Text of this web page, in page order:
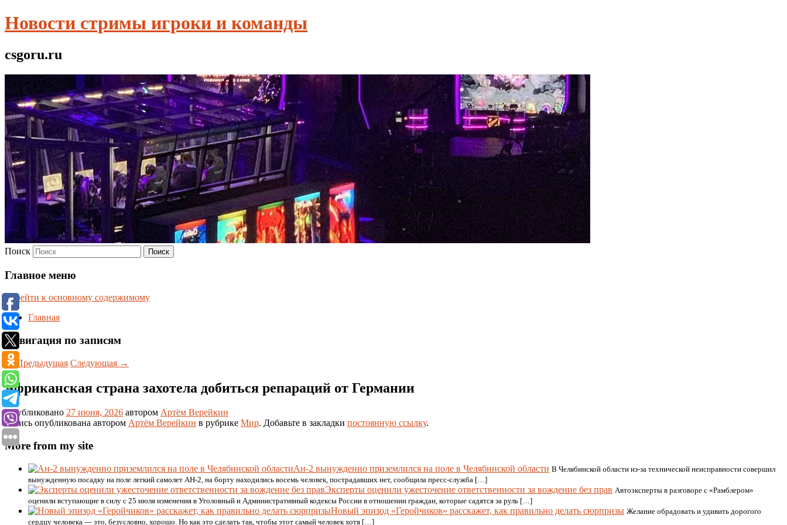
Новости стримы игроки и команды
csgoru.ru
Поиск
Главное меню
Перейти к основному содержимому
Главная
Навигация по записям
←Предыдущая Следующая →
Африканская страна захотела добиться репараций от Германии
Опубликовано 27 июня, 2026 автором Артём Верейкин
Запись опубликована автором Артём Верейкин в рубрике Мир. Добавьте в закладки постоянную ссылку.
More from my site
Ан-2 вынужденно приземлился на поле в Челябинской области В Челябинской области из-за технической неисправности совершил
вынужденную посадку на поле легкий самолет АН-2, на борту находились восемь человек, пострадавших нет, сообщила пресс-служба […]
Эксперты оценили ужесточение ответственности за вождение без прав Автоэксперты в разговоре с «Рамблером»
оценили вступающие в силу с 25 июля изменения в Уголовный и Административный кодексы России в отношении граждан, которые садятся за руль […]
Новый эпизод «Геройчиков» расскажет, как правильно делать сюрпризы Желание обрадовать и удивить дорогого
сердцу человека — это, безусловно, хорошо. Но как это сделать так, чтобы этот самый человек хотя […]